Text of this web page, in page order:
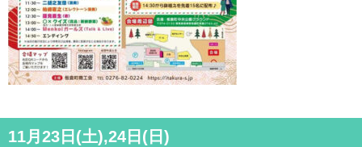
11月23日(土),24日(日)